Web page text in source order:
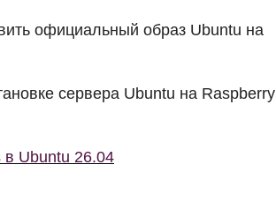
официальный образ Ubuntu на
сервера Ubuntu на Raspberry
в Ubuntu 26.04